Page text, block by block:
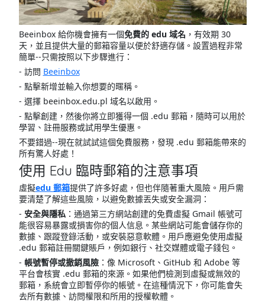
Beeinbox 給你機會擁有一個免費的 edu 域名 ，有效期 30
天，並且提供大量的郵箱容量以便於舒適存儲。設置過程非常
簡單--只需按照以下步驟進行：
- 訪問 Beeinbox
- 點擊新增並輸入你想要的暱稱。
- 選擇 beeinbox.edu.pl 域名以啟用。
- 點擊創建，然後你將立即獲得一個 .edu 郵箱，隨時可以用於
學習、註冊服務或試用學生優惠。
不要錯過--現在就試試這個免費服務，發現 .edu 郵箱能帶來的
所有驚人好處！
使用 Edu 臨時郵箱的注意事項
虛擬edu 郵箱提供了許多好處，但也伴隨著重大風險。用戶需
要清楚了解這些風險，以避免數據丟失或安全漏洞：
- 安全與隱私：通過第三方網站創建的免費虛擬 Gmail 帳號可
能很容易暴露或損害你的個人信息。某些網站可能會儲存你的
數據、跟蹤登錄活動，或安裝惡意軟體。用戶應避免使用虛擬
.edu 郵箱註冊關鍵賬戶，例如銀行、社交媒體或電子錢包。
- 帳號暫停或撤銷風險：像 Microsoft、GitHub 和 Adobe 等
平台會核實 .edu 郵箱的來源。如果他們檢測到虛擬或無效的
郵箱，系統會立即暫停你的帳號。在這種情況下，你可能會失
去所有數據、訪問權限和所用的授權軟體。